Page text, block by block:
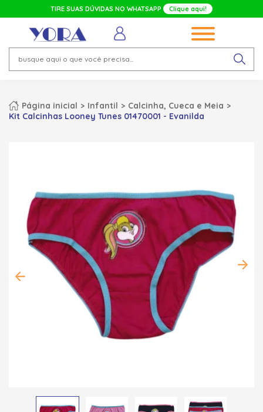
TIRE SUAS DÚVIDAS NO WHATSAPP Clique aqui!
Página inicial Infantil
Calcinha, Cueca e Meia
Kit Calcinhas Looney Tunes 01470001 - Evanilda